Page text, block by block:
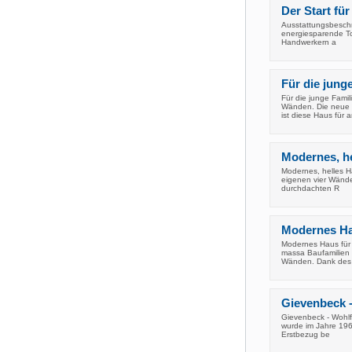
Der Start
energiesparende
Handwerkern a
Für die
Für die junge
Wänden. Die neue
ist diese Haus für
Modernes,
Modernes, helles
eigenen vier
durchdachten R
Modernes
Modernes Haus
massa
Wänden. Dank
Gievenbeck
Gievenbeck -
wurde im Jahre
Erstbezug be